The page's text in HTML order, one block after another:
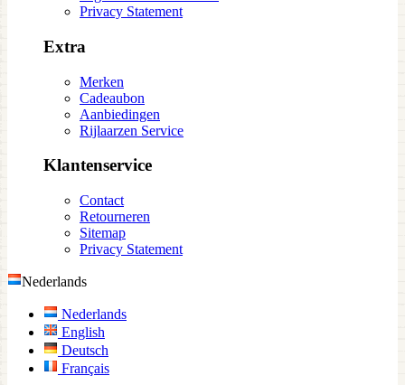
Privacy Statement
Extra
Merken
Cadeaubon
Aanbiedingen
Rijlaarzen Service
Klantenservice
Contact
Retourneren
Sitemap
Privacy Statement
Nederlands
Nederlands
English
Deutsch
Français